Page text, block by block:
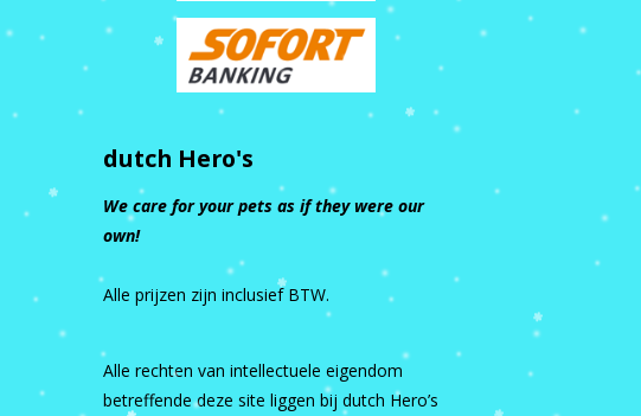
dutch Hero's
We care for your pets as if they were our
own!
Alle prijzen zijn inclusief BTW.
Alle rechten van intellectuele eigendom
betreffende deze site liggen bij dutch Hero’s